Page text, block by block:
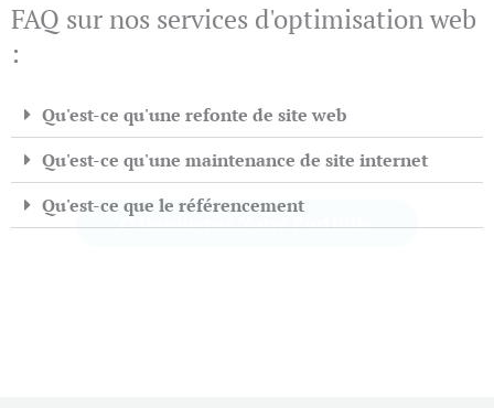
FAQ sur nos services d'optimisation web
:
Qu'est-ce qu'une refonte de site web
Qu'est-ce qu'une maintenance de site internet
Qu'est-ce que le référencement